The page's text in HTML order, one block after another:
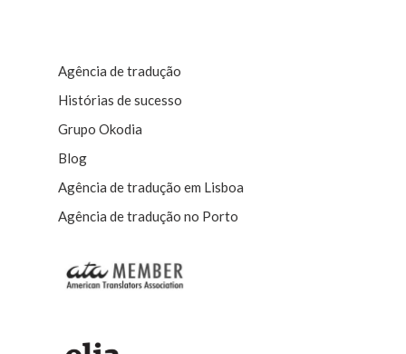
Agência de tradução
Histórias de sucesso
Grupo Okodia
Blog
Agência de tradução em Lisboa
Agência de tradução no Porto